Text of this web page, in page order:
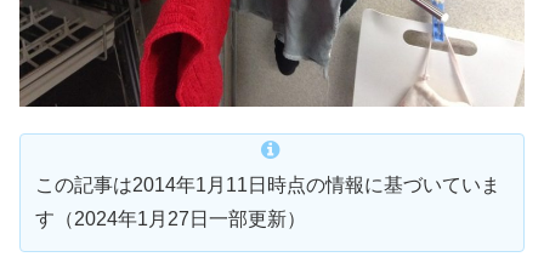
この記事は2014年1月11日時点の情報に基づいていま
す（2024年1月27日一部更新）